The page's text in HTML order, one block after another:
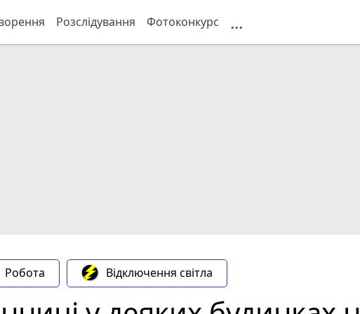
Розслідування Фотоконкурс ...
Робота Відключення світла